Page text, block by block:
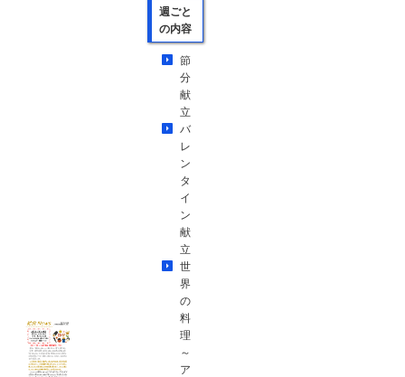
週ごと
の内容
節
分
献
立
バ
レ
ン
タ
イ
ン
献
立
世
界
の
料
理
～
ア